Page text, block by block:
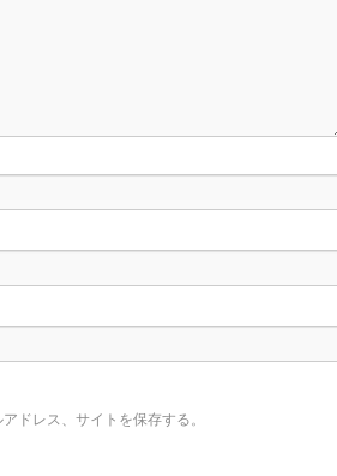
ドレス、サイトを保存する。